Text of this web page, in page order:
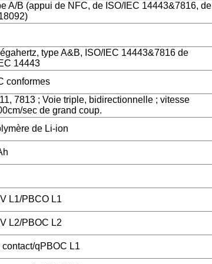
A/B (appui de NFC, de ISO/IEC 14443&7816, de
type A&B, ISO/IEC 14443&7816 de
14443
conformes
7813 ; Voie triple, bidirectionnelle ; vitesse
sec de grand coup.
de Li-ion
L1/PBCO L1
L2/PBOC L2
qPBOC L1